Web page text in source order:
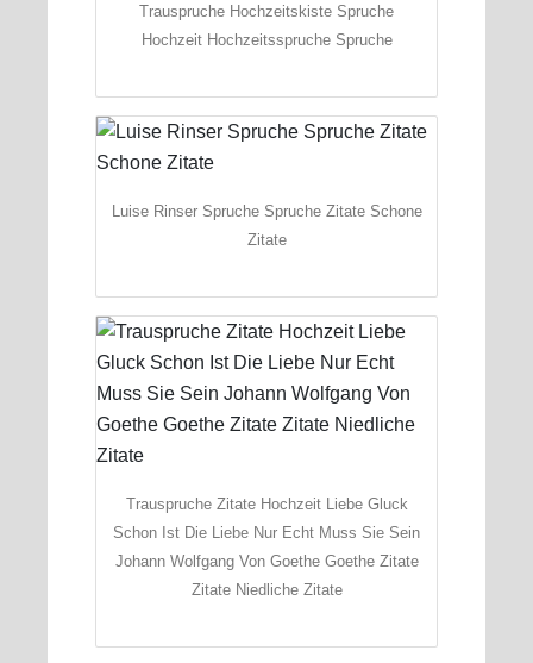
Trauspruche Hochzeitskiste Spruche
Hochzeit Hochzeitsspruche Spruche
Luise Rinser Spruche Spruche Zitate Schone
Zitate
Trauspruche Zitate Hochzeit Liebe Gluck
Schon Ist Die Liebe Nur Echt Muss Sie Sein
Johann Wolfgang Von Goethe Goethe Zitate
Zitate Niedliche Zitate